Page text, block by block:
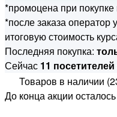
*промоцена при
*после заказа оператор
итоговую стоимость
Последняя покупка:
Сейчас 11
Товаров в наличии
До конца акции осталось